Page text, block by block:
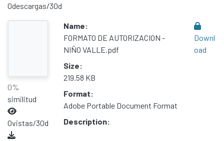
0descargas/30d
0%
similitud
0vistas/30d
Name:
FORMATO DE AUTORIZACION -
NIÑO VALLE.pdf
Size:
219.58 KB
Format:
Adobe Portable Document Format
Description:
Downl
oad